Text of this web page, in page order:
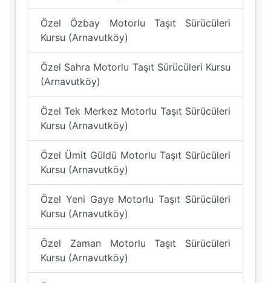
Özel Özbay Motorlu Taşıt Sürücüleri
Kursu (Arnavutköy)
Özel Sahra Motorlu Taşıt Sürücüleri Kursu
(Arnavutköy)
Özel Tek Merkez Motorlu Taşıt Sürücüleri
Kursu (Arnavutköy)
Özel Ümit Güldü Motorlu Taşıt Sürücüleri
Kursu (Arnavutköy)
Özel Yeni Gaye Motorlu Taşıt Sürücüleri
Kursu (Arnavutköy)
Özel Zaman Motorlu Taşıt Sürücüleri
Kursu (Arnavutköy)